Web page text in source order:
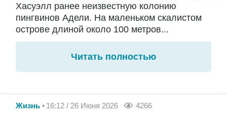
Хасуэлл ранее неизвестную колонию
пингвинов Адели. На маленьком скалистом
острове длиной около 100 метров...
Читать полностью
Жизнь 16:12 / 26 Июня 2026 4266